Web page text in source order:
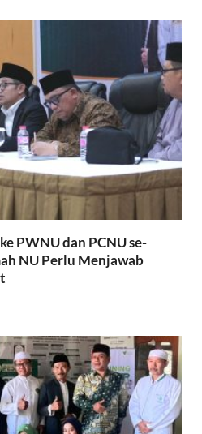
PWNU dan PCNU se-
NU Perlu Menjawab